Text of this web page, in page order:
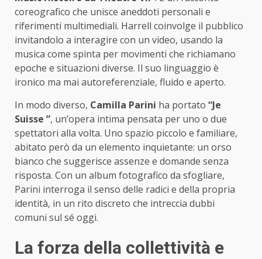
coreografico che unisce aneddoti personali e
riferimenti multimediali. Harrell coinvolge il pubblico
invitandolo a interagire con un video, usando la
musica come spinta per movimenti che richiamano
epoche e situazioni diverse. Il suo linguaggio è
ironico ma mai autoreferenziale, fluido e aperto.
In modo diverso, Camilla Parini ha portato “Je
Suisse ”, un’opera intima pensata per uno o due
spettatori alla volta. Uno spazio piccolo e familiare,
abitato però da un elemento inquietante: un orso
bianco che suggerisce assenze e domande senza
risposta. Con un album fotografico da sfogliare,
Parini interroga il senso delle radici e della propria
identità, in un rito discreto che intreccia dubbi
comuni sul sé oggi.
La forza della collettività e